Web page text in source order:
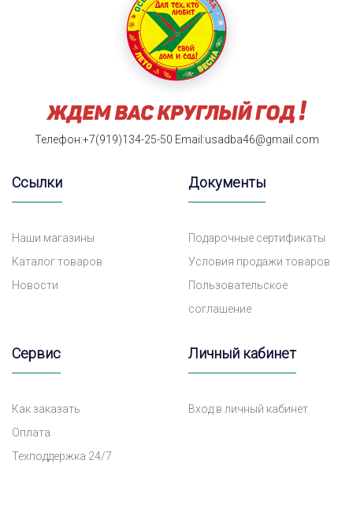
Телефон:+7(919)134-25-50 Email:usadba46@gmail.com
Ссылки
Наши магазины
Каталог товаров
Новости
Документы
Подарочные сертификаты
Условия продажи товаров
Пользовательское
соглашение
Сервис
Как заказать
Оплата
Техподдержка 24/7
Личный кабинет
Вход в личный кабинет